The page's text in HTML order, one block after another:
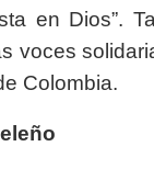
en Dios”.
voces
Colombia.